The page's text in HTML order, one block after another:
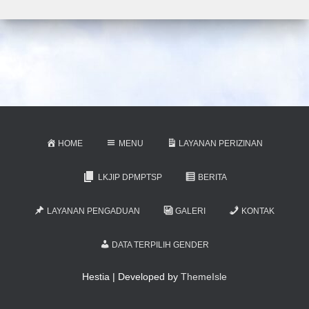
HOME MENU LAYANAN PERIZINAN
LKJIP DPMPTSP BERITA
LAYANAN PENGADUAN GALERI KONTAK
DATA TERPILIH GENDER
Hestia | Developed by ThemeIsle